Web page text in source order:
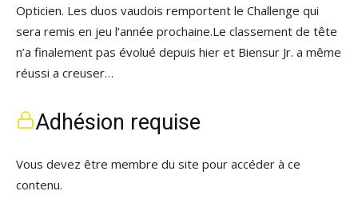
Opticien. Les duos vaudois remportent le Challenge qui
sera remis en jeu l’année prochaine.Le classement de tête
n’a finalement pas évolué depuis hier et Biensur Jr. a même
réussi a creuser…
Adhésion requise
Vous devez être membre du site pour accéder à ce
contenu.